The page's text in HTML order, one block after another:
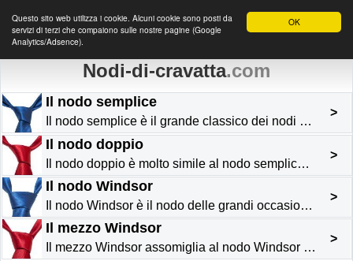
OK
Questo sito web utilizza i cookie. Alcuni cookie sono posti da
servizi di terzi che compaiono sulle nostre pagine (Google
Analytics/Adsence).
Nodi-di-cravatta.com
Il nodo semplice
Il nodo semplice è il grande classico dei nodi per cravatta . È ampiamente il più utilizzato, poiché si tratta del più semplice da realizzare e si accorda con la maggior parte delle cravatte e pratic...
>
Il nodo doppio
Il nodo doppio è molto simile al nodo semplice , differenziandosene per il fatto che necessita una seconda rotazione ; all&#8217;inizio, la gamba della cravatta deve essere passata per due volte atto...
>
Il nodo Windsor
Il nodo Windsor è il nodo delle grandi occasioni. Molto inglese, il suo nome deriva dal Duca di Windsor , che lo ha reso popolare. Visto il suo volume importante, deve essere realizzato preferibilmen...
>
Il mezzo Windsor
Il mezzo Windsor assomiglia al nodo Windsor , essendo al contempo meno spesso e più facile da realizzare. Si accorda idealmente con delle cravatte fini o poco spesse. Elegante e triangolare, si porta...
>